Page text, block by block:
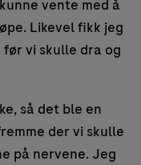
vente med å
Likevel fikk jeg
vi skulle dra og
så det ble en
der vi skulle
på nervene. Jeg